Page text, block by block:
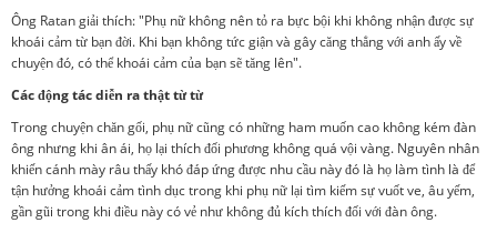
Ông Ratan giải thích: "Phụ nữ không nên tỏ ra bực bội khi không nhận được sự
khoái cảm từ bạn đời. Khi bạn không tức giận và gây căng thẳng với anh ấy về
chuyện đó, có thể khoái cảm của bạn sẽ tăng lên".
Các động tác diễn ra thật từ từ
Trong chuyện chăn gối, phụ nữ cũng có những ham muốn cao không kém đàn
ông nhưng khi ân ái, họ lại thích đối phương không quá vội vàng. Nguyên nhân
khiến cánh mày râu thấy khó đáp ứng được nhu cầu này đó là họ làm tình là để
tận hưởng khoái cảm tình dục trong khi phụ nữ lại tìm kiếm sự vuốt ve, âu yếm,
gần gũi trong khi điều này có vẻ như không đủ kích thích đối với đàn ông.